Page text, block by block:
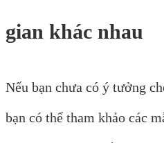
gian khác nhau
Nếu bạn chưa có ý tưởng
bạn có thể tham khảo các